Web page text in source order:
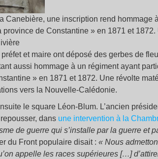
Canebière, une inscription rend hommage
de Constantine » en 1871 et
et maire ont déposé des gerbes de
aussi hommage à un régiment ayant
» en 1871 et 1872. Une révolte
vers la Nouvelle-Calédonie.
le square Léon-Blum. L’ancien
dans une intervention à la
de guerre qui s’installe par la guerre et
du Front populaire disait : « Nous
appelle les races supérieures […]